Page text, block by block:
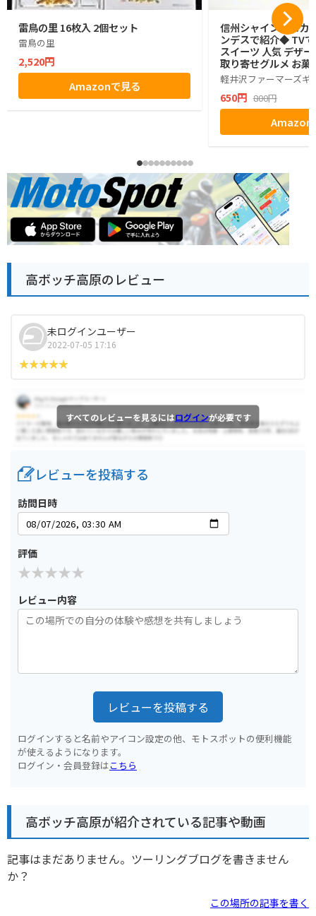
雷鳥の里 16枚入 2個セット
雷鳥の里
2,520円
Amazonで見る
信州シャインマスカ
ンデスで紹介◆ TV
スイーツ 人気 デザ
取り寄せグルメ お菓
グミ ぶどう シャイ
ゼント ギフト お土
小分け ばらまき バ
生活 ハロウィン 母
お返し かわいい き
マーズギフト
軽井沢ファーマーズギ
650円 800円
Amazon
高ボッチ高原のレビュー
未ログインユーザー
2022-07-05 17:16
すべてのレビューを見るにはログインが必要です
レビューを投稿する
訪問日時
評価
レビュー内容
レビューを投稿する
ログインすると名前やアイコン設定の他、モトスポットの便利機能
が使えるようになります。
ログイン・会員登録はこちら
高ボッチ高原が紹介されている記事や動画
記事はまだありません。ツーリングブログを書きません
か？
この場所の記事を書く